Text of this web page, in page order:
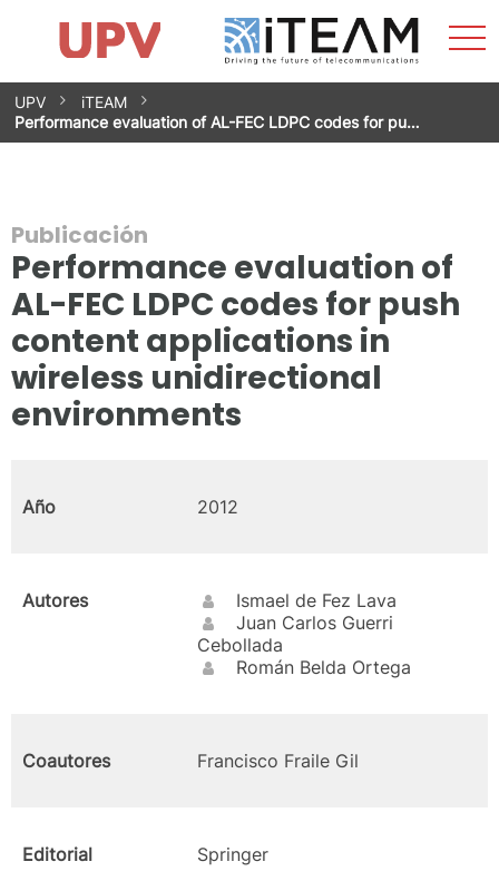
Saltar
contenido
Impacto
Grupos de investigación
Instalaciones
Spin-offs
Contacto
Prácticas
Noticias
Unidad de Igualdad
UPV
iTEAM
Performance evaluation of AL-FEC LDPC codes for pu…
Publicación
Performance evaluation of
AL-FEC LDPC codes for push
content applications in
wireless unidirectional
environments
Año 2012
Autores
Ismael de Fez Lava
Juan Carlos Guerri
Cebollada
Román Belda Ortega
Coautores Francisco Fraile Gil
Editorial Springer